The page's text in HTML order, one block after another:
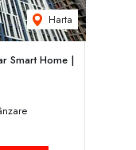
Harta
Smart Home |